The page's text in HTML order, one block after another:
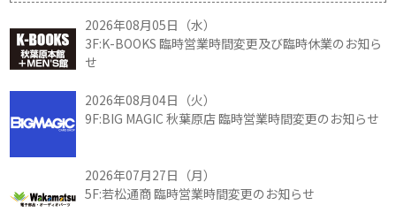
2026年08月05日（水）
3F:K-BOOKS 臨時営業時間変更及び臨時休業のお知ら
せ
2026年08月04日（火）
9F:BIG MAGIC 秋葉原店 臨時営業時間変更のお知らせ
2026年07月27日（月）
5F:若松通商 臨時営業時間変更のお知らせ